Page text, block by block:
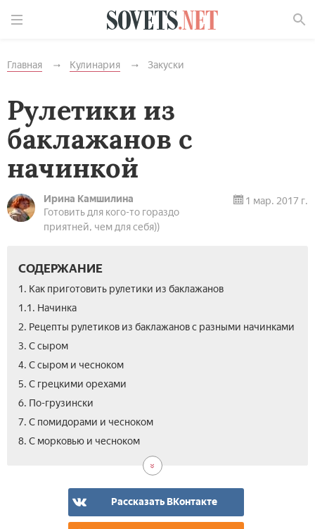
Главная Кулинария Закуски
Рулетики из
баклажанов с
начинкой
Ирина Камшилина
Готовить для кого-то гораздо
приятней, чем для себя))
1 мар. 2017 г.
СОДЕРЖАНИЕ
1. Как приготовить рулетики из баклажанов
1.1. Начинка­
2. Рецепты рулетиков из баклажанов с разными начинками
3. С сыром
4. С сыром и чесноком
5. С грецкими орехами
6. По-грузински
7. С помидорами и чесноком
8. С морковью и чесноком
Рассказать ВКонтакте